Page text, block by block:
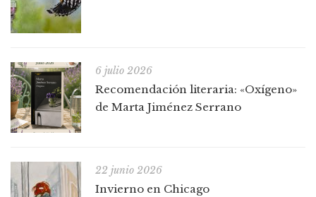
6 julio 2026
Recomendación literaria: «Oxígeno»
de Marta Jiménez Serrano
22 junio 2026
Invierno en Chicago